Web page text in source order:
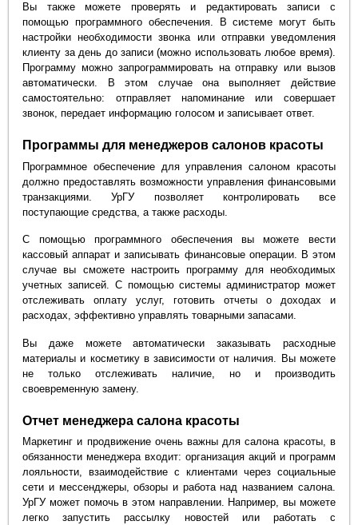
Вы также можете проверять и редактировать записи с
помощью программного обеспечения. В системе могут быть
настройки необходимости звонка или отправки уведомления
клиенту за день до записи (можно использовать любое время).
Программу можно запрограммировать на отправку или вызов
автоматически. В этом случае она выполняет действие
самостоятельно: отправляет напоминание или совершает
звонок, передает информацию голосом и записывает ответ.
Программы для менеджеров салонов красоты
Программное обеспечение для управления салоном красоты
должно предоставлять возможности управления финансовыми
транзакциями. УрГУ позволяет контролировать все
поступающие средства, а также расходы.
С помощью программного обеспечения вы можете вести
кассовый аппарат и записывать финансовые операции. В этом
случае вы сможете настроить программу для необходимых
учетных записей. С помощью системы администратор может
отслеживать оплату услуг, готовить отчеты о доходах и
расходах, эффективно управлять товарными запасами.
Вы даже можете автоматически заказывать расходные
материалы и косметику в зависимости от наличия. Вы можете
не только отслеживать наличие, но и производить
своевременную замену.
Отчет менеджера салона красоты
Маркетинг и продвижение очень важны для салона красоты, в
обязанности менеджера входит: организация акций и программ
лояльности, взаимодействие с клиентами через социальные
сети и мессенджеры, обзоры и работа над названием салона.
УрГУ может помочь в этом направлении. Например, вы можете
легко запустить рассылку новостей или работать с